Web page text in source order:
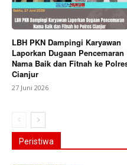
LBH PKN Dampingi Karyawan
Laporkan Dugaan Pencemaran
Nama Baik dan Fitnah ke
Cianjur
27 Juni 2026
Peristiwa